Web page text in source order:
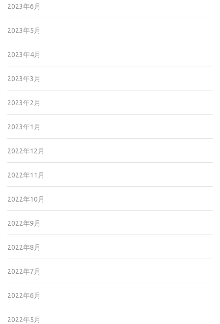
2023年6月
2023年5月
2023年4月
2023年3月
2023年2月
2023年1月
2022年12月
2022年11月
2022年10月
2022年9月
2022年8月
2022年7月
2022年6月
2022年5月